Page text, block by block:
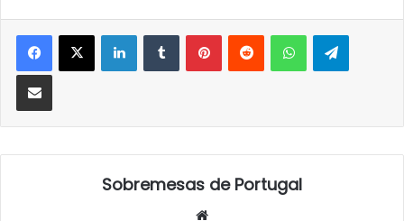
LinkedInTumblrPinterestReddit WhatsApp
Partilhar Via Email
Sobremesas de Portugal